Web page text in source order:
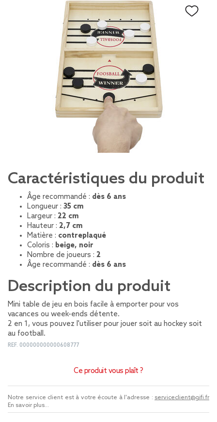
Caractéristiques du produit
Âge recommandé : dès 6 ans
Longueur : 35 cm
Largeur : 22 cm
Hauteur : 2,7 cm
Matière : contreplaqué
Coloris : beige, noir
Nombre de joueurs : 2
Âge recommandé : dès 6 ans
Description du produit
Mini table de jeu en bois facile à emporter pour vos
vacances ou week-ends détente.
2 en 1, vous pouvez l'utiliser pour jouer soit au hockey soit
au football.
REF. 000000000000608777
Ce produit vous plaît ?
Notre service client est à votre écoute à l'adresse : serviceclient@gifi.fr
En savoir plus...